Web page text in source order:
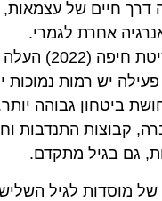
דרך חיים של עצמאות,
אחרת לגמרי.
מחקר של
יש רמות נמוכות
ביטחון גבוהה
קבוצות התנדבות
גם בגיל מתקדם.
של מוסדות לגיל